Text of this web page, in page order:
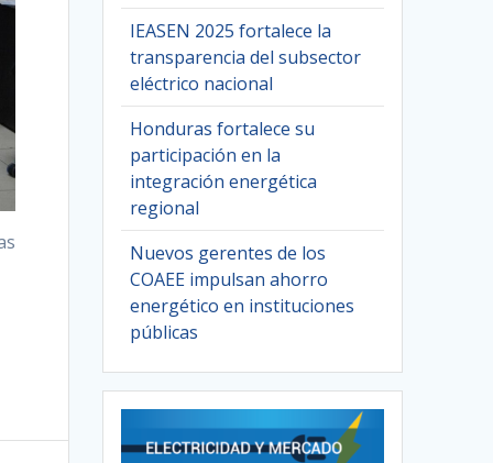
IEASEN 2025 fortalece la
transparencia del subsector
eléctrico nacional
Honduras fortalece su
participación en la
integración energética
regional
Nuevos gerentes de los
COAEE impulsan ahorro
energético en instituciones
públicas